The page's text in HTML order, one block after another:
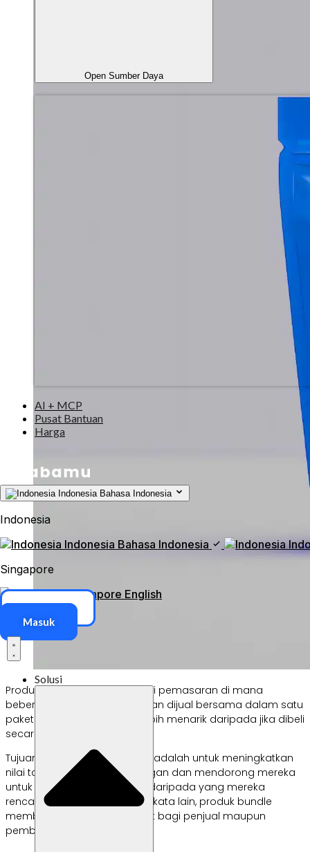
Open Sumber Daya
AI + MCP
Pusat Bantuan
Harga
Indonesia Bahasa Indonesia
Indonesia
Indonesia Bahasa Indonesia
Singapore
Singapore English
Masuk
Solusi
Produk Bundle adalah strategi pemasaran di mana
beberapa produk atau layanan dijual bersama dalam satu
paket dengan harga yang lebih menarik daripada jika dibeli
secara terpisah.
Tujuan utama dari strategi ini adalah untuk meningkatkan
nilai tawaran kepada pelanggan dan mendorong mereka
untuk membeli lebih banyak daripada yang mereka
rencanakan semula. Dengan kata lain, produk bundle
memberikan keuntungan baik bagi penjual maupun
pembeli.